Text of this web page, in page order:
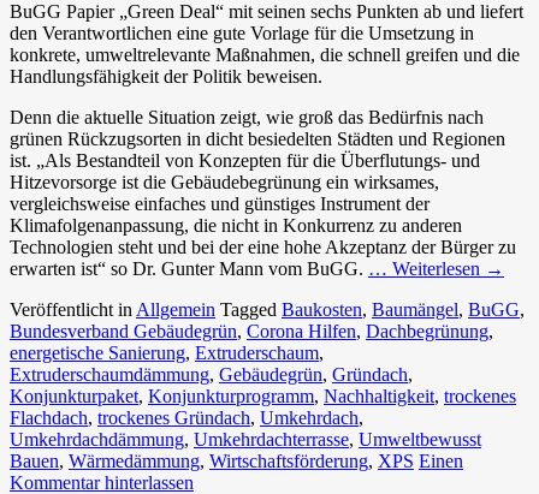
BuGG Papier „Green Deal“ mit seinen sechs Punkten ab und liefert
den Verantwortlichen eine gute Vorlage für die Umsetzung in
konkrete, umweltrelevante Maßnahmen, die schnell greifen und die
Handlungsfähigkeit der Politik beweisen.
Denn die aktuelle Situation zeigt, wie groß das Bedürfnis nach
grünen Rückzugsorten in dicht besiedelten Städten und Regionen
ist. „Als Bestandteil von Konzepten für die Überflutungs- und
Hitzevorsorge ist die Gebäudebegrünung ein wirksames,
vergleichsweise einfaches und günstiges Instrument der
Klimafolgenanpassung, die nicht in Konkurrenz zu anderen
Technologien steht und bei der eine hohe Akzeptanz der Bürger zu
erwarten ist“ so Dr. Gunter Mann vom BuGG. … Weiterlesen →
Veröffentlicht in Allgemein Tagged Baukosten, Baumängel, BuGG,
Bundesverband Gebäudegrün, Corona Hilfen, Dachbegrünung,
energetische Sanierung, Extruderschaum,
Extruderschaumdämmung, Gebäudegrün, Gründach,
Konjunkturpaket, Konjunkturprogramm, Nachhaltigkeit, trockenes
Flachdach, trockenes Gründach, Umkehrdach,
Umkehrdachdämmung, Umkehrdachterrasse, Umweltbewusst
Bauen, Wärmedämmung, Wirtschaftsförderung, XPS Einen
Kommentar hinterlassen